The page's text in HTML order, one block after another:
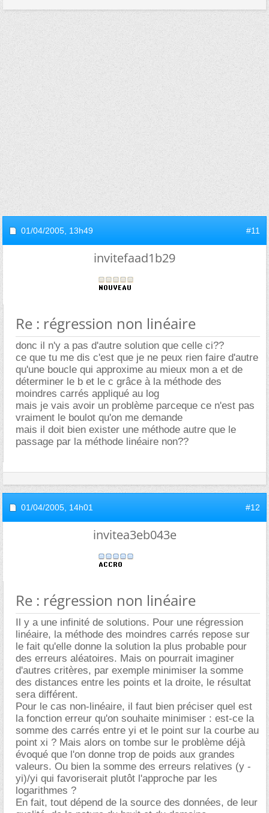
01/04/2005, 13h49 #11
invitefaad1b29
Re : régression non linéaire
donc il n'y a pas d'autre solution que celle ci??
ce que tu me dis c'est que je ne peux rien faire d'autre
qu'une boucle qui approxime au mieux mon a et de
déterminer le b et le c grâce à la méthode des
moindres carrés appliqué au log
mais je vais avoir un problème parceque ce n'est pas
vraiment le boulot qu'on me demande
mais il doit bien exister une méthode autre que le
passage par la méthode linéaire non??
01/04/2005, 14h01 #12
invitea3eb043e
Re : régression non linéaire
Il y a une infinité de solutions. Pour une régression
linéaire, la méthode des moindres carrés repose sur
le fait qu'elle donne la solution la plus probable pour
des erreurs aléatoires. Mais on pourrait imaginer
d'autres critères, par exemple minimiser la somme
des distances entre les points et la droite, le résultat
sera différent.
Pour le cas non-linéaire, il faut bien préciser quel est
la fonction erreur qu'on souhaite minimiser : est-ce la
somme des carrés entre yi et le point sur la courbe au
point xi ? Mais alors on tombe sur le problème déjà
évoqué que l'on donne trop de poids aux grandes
valeurs. Ou bien la somme des erreurs relatives (y -
yi)/yi qui favoriserait plutôt l'approche par les
logarithmes ?
En fait, tout dépend de la source des données, de leur